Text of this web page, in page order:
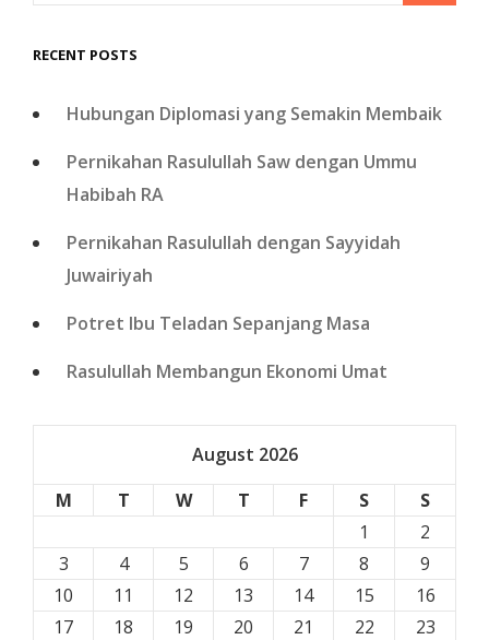
RECENT POSTS
Hubungan Diplomasi yang Semakin Membaik
Pernikahan Rasulullah Saw dengan Ummu
Habibah RA
Pernikahan Rasulullah dengan Sayyidah
Juwairiyah
Potret Ibu Teladan Sepanjang Masa
Rasulullah Membangun Ekonomi Umat
August 2026
M
T W T F S
S
1
2
3
4 5 6 7 8
9
10
11 12 13 14 15
16
17
18 19 20 21 22 23